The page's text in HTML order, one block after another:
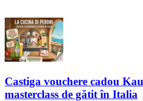
Castiga vouchere cadou
masterclass de gătit în Italia